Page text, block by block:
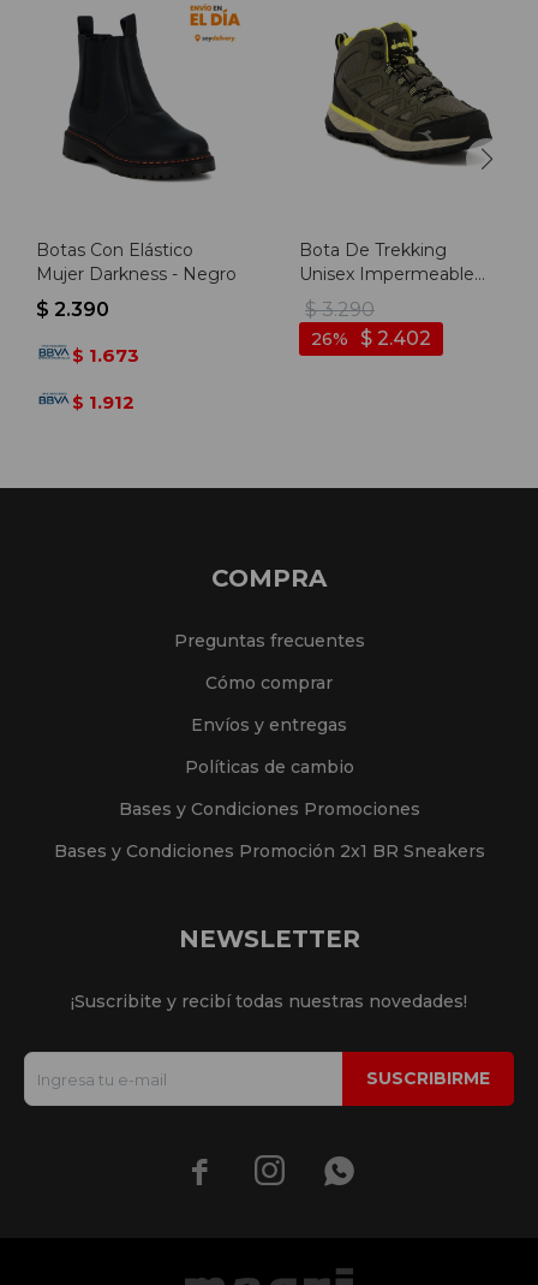
Botas Con Elástico
Mujer Darkness - Negro
$ 2.390
$ 1.673
$ 1.912
Bota De Trekking
Unisex Impermeable
Diadora - Verde-negro
$ 3.290
$ 2.402
26
COMPRA
Preguntas frecuentes
Cómo comprar
Envíos y entregas
Políticas de cambio
Bases y Condiciones Promociones
Bases y Condiciones Promoción 2x1 BR Sneakers
NEWSLETTER
¡Suscribite y recibí todas nuestras novedades!
SUSCRIBIRME
  